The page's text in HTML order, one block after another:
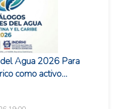
Agua 2026 Para
como activo